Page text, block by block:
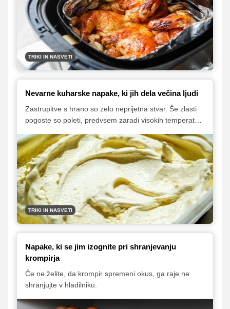
TRIKI IN NASVETI
Nevarne kuharske napake, ki jih dela večina ljudi
Zastrupitve s hrano so zelo neprijetna stvar. Še zlasti
pogoste so poleti, predvsem zaradi visokih temperatur
pojavijo tudi zaradi našega nepravilnega ravnanja z
živili in neprimernih higienskih standardov.
Predstavljamo vam nekaj najpogostejših napak, ki jih
morda delate v kuhinji in zaradi katerih tvegate
neprijetne zdravstvene zaplete.
TRIKI IN NASVETI
Napake, ki se jim izognite pri shranjevanju
krompirja
Če ne želite, da krompir spremeni okus, ga raje ne
shranjujte v hladilniku.